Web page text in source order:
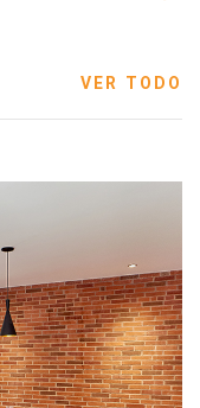
VER TODO